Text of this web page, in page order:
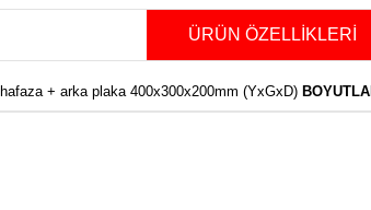
ÜRÜN ÖZELLIKLERI
+ arka plaka 400x300x200mm (YxGxD)